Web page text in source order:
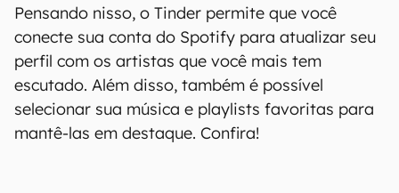
Pensando nisso, o Tinder permite que você
conecte sua conta do Spotify para atualizar seu
perfil com os artistas que você mais tem
escutado. Além disso, também é possível
selecionar sua música e playlists favoritas para
mantê-las em destaque. Confira!